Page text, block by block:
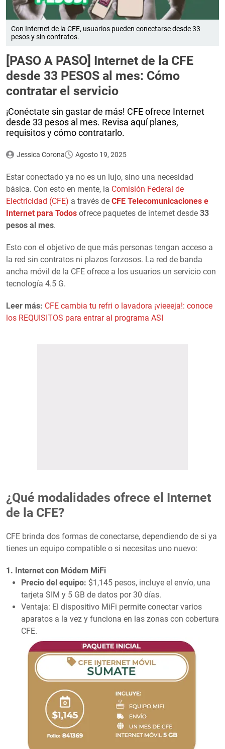
Con Internet de la CFE, usuarios pueden conectarse desde 33
pesos y sin contratos.
[PASO A PASO] Internet de la CFE
desde 33 PESOS al mes: Cómo
contratar el servicio
¡Conéctate sin gastar de más! CFE ofrece Internet
desde 33 pesos al mes. Revisa aquí planes,
requisitos y cómo contratarlo.
Jessica Corona Agosto 19, 2025
Estar conectado ya no es un lujo, sino una necesidad
básica. Con esto en mente, la Comisión Federal de
Electricidad (CFE) a través de CFE Telecomunicaciones e
Internet para Todos ofrece paquetes de internet desde 33
pesos al mes.
Esto con el objetivo de que más personas tengan acceso a
la red sin contratos ni plazos forzosos. La red de banda
ancha móvil de la CFE ofrece a los usuarios un servicio con
tecnología 4.5 G.
Leer más: CFE cambia tu refri o lavadora ¡vieeeja!: conoce
los REQUISITOS para entrar al programa ASI
¿Qué modalidades ofrece el Internet
de la CFE?
CFE brinda dos formas de conectarse, dependiendo de si ya
tienes un equipo compatible o si necesitas uno nuevo:
1. Internet con Módem MiFi
Precio del equipo: $1,145 pesos, incluye el envío, una
tarjeta SIM y 5 GB de datos por 30 días.
Ventaja: El dispositivo MiFi permite conectar varios
aparatos a la vez y funciona en las zonas con cobertura
CFE.